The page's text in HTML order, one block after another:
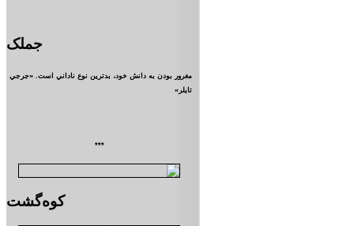
جملک
مغرور بودن به دانش خود، بدترين نوع ناداني است. «جرجي
تايلر»
***
کوه‌گشت